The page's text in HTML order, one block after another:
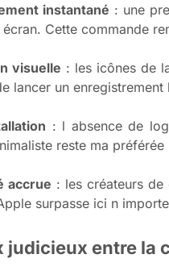
instantané : une
Cette commande
visuelle : les icônes de
lancer un
: l absence de
reste ma
accrue : les créateurs de
surpasse ici n
judicieux entre la